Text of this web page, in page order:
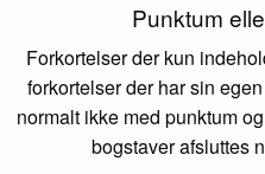
Punktum
Forkortelser der kun
forkortelser der har sin
normalt ikke med punktum
bogstaver afsluttes